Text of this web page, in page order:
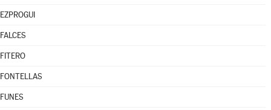
EZPROGUI
FALCES
FITERO
FONTELLAS
FUNES